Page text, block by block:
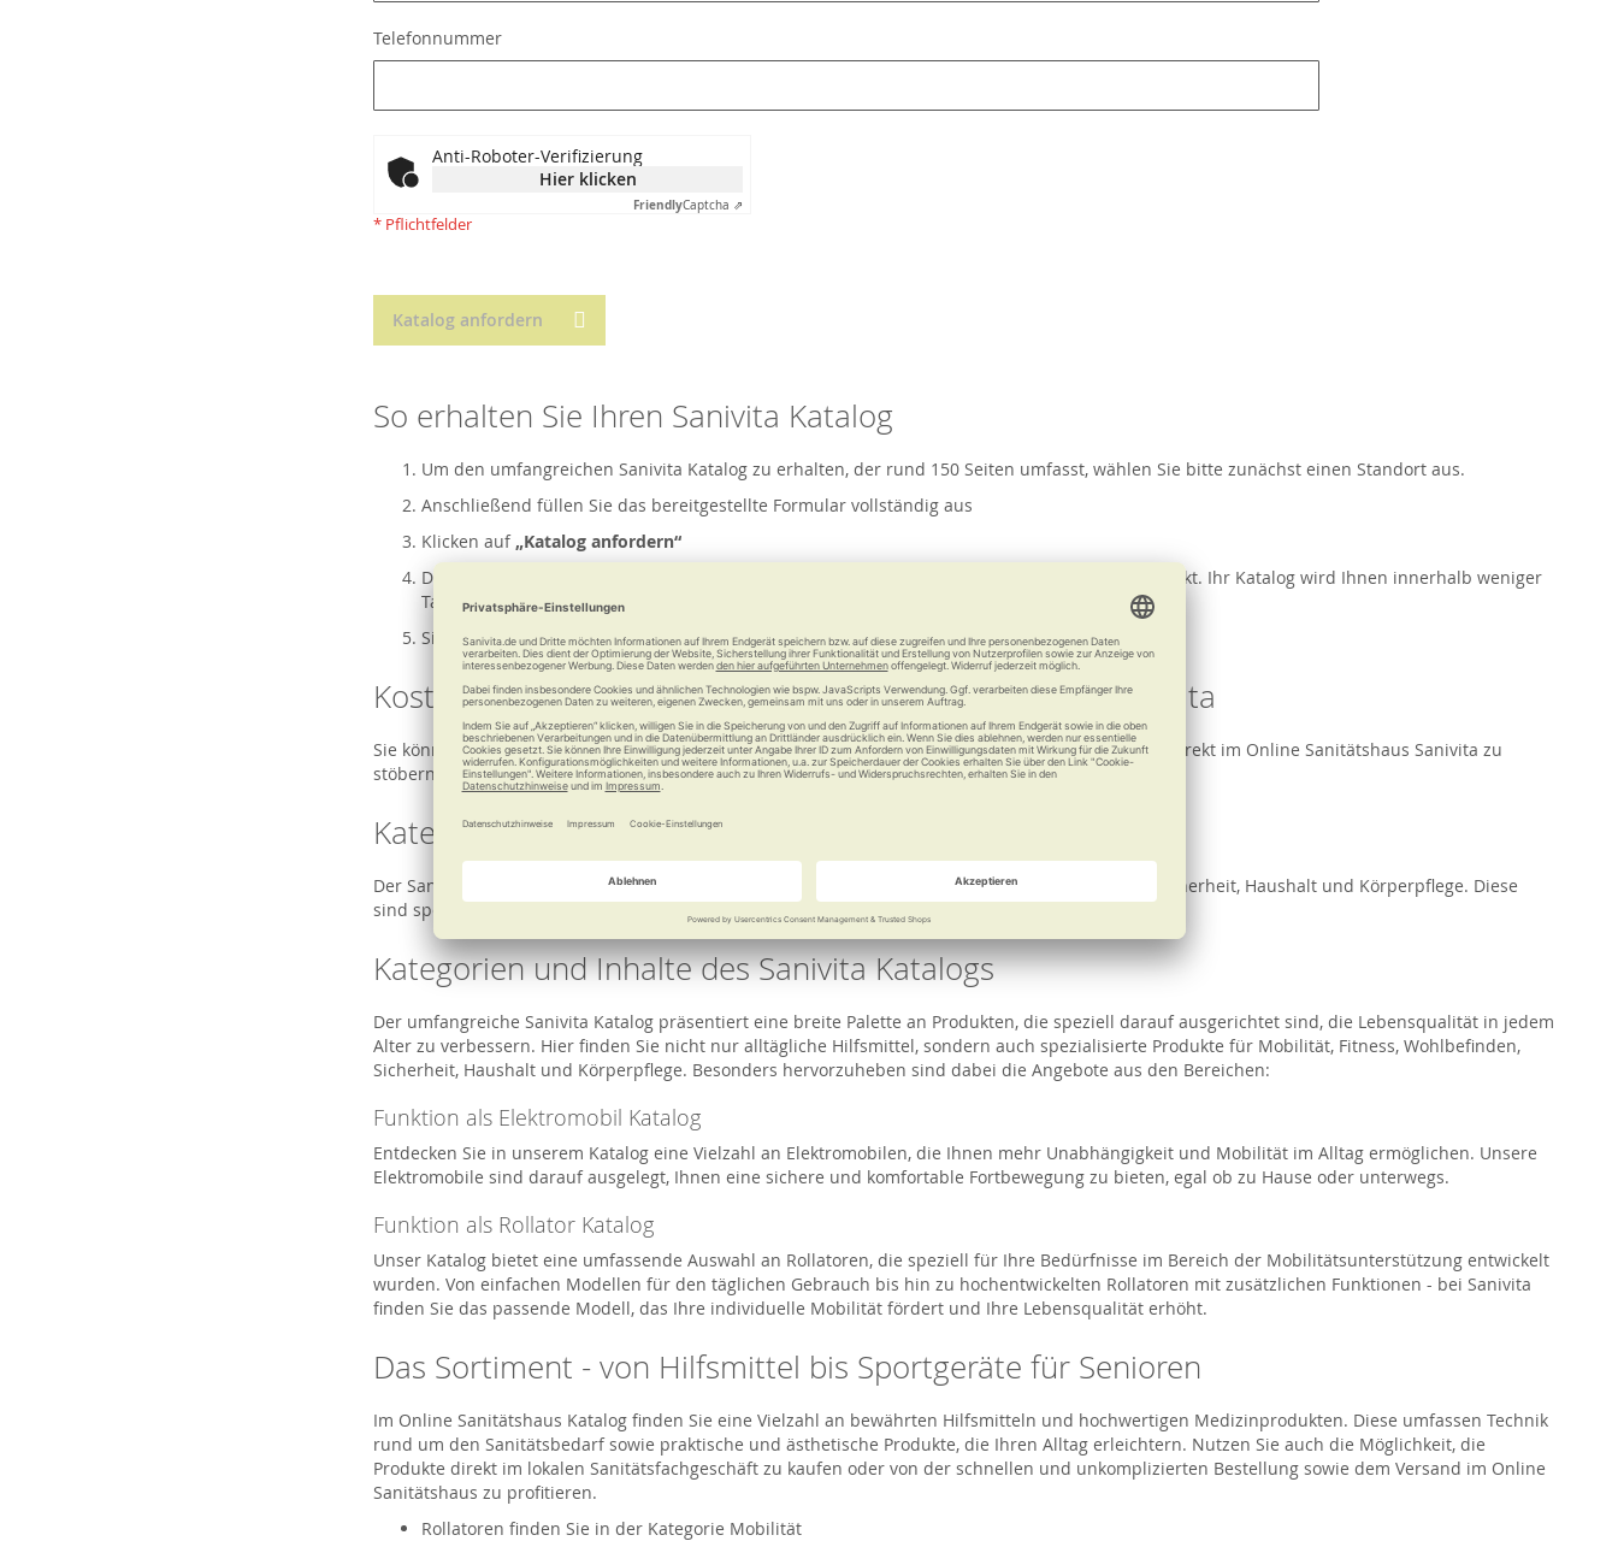
Telefonnummer
Anti-Roboter-Verifizierung
Hier klicken
FriendlyCaptcha ⇗
* Pflichtfelder
Katalog anfordern
So erhalten Sie Ihren Sanivita Katalog
Um den umfangreichen Sanivita Katalog zu erhalten, der rund 150 Seiten umfasst, wählen Sie bitte zunächst einen Standort aus.
Anschließend füllen Sie das bereitgestellte Formular vollständig aus
Klicken auf„Katalog anfordern“
Die Kataloge werden dann von einem Sanitätsfachgeschäft in Ihrer Nähe versandfertig verpackt. Ihr Katalog wird Ihnen innerhalb weniger
Tage kostenlos zugesendet.
Sie erhalten den Katalog an die angegebene Adresse.
Kostenfreiheit des Online Sanitätshaus Katalogs von Sanivita
Sie können den aktuellen Sanivita Katalog kostenlos anfordern. Alternativ besteht die Möglichkeit, direkt im Online Sanitätshaus Sanivita zu
stöbern und Produkte zu bestellen.
Kategorien und Inhalte des Sanivita Katalogs
Der Sanivita Katalog bietet eine breite Palette an Produkten für Mobilität, Fitness, Wohlbefinden, Sicherheit, Haushalt und Körperpflege. Diese
sind speziell darauf ausgerichtet, die Lebensqualität in jedem Alter zu verbessern.
Kategorien und Inhalte des Sanivita Katalogs
Der umfangreiche Sanivita Katalog präsentiert eine breite Palette an Produkten, die speziell darauf ausgerichtet sind, die Lebensqualität in jedem
Alter zu verbessern. Hier finden Sie nicht nur alltägliche Hilfsmittel, sondern auch spezialisierte Produkte für Mobilität, Fitness, Wohlbefinden,
Sicherheit, Haushalt und Körperpflege. Besonders hervorzuheben sind dabei die Angebote aus den Bereichen:
Funktion als Elektromobil Katalog
Entdecken Sie in unserem Katalog eine Vielzahl an Elektromobilen, die Ihnen mehr Unabhängigkeit und Mobilität im Alltag ermöglichen. Unsere
Elektromobile sind darauf ausgelegt, Ihnen eine sichere und komfortable Fortbewegung zu bieten, egal ob zu Hause oder unterwegs.
Funktion als Rollator Katalog
Unser Katalog bietet eine umfassende Auswahl an Rollatoren, die speziell für Ihre Bedürfnisse im Bereich der Mobilitätsunterstützung entwickelt
wurden. Von einfachen Modellen für den täglichen Gebrauch bis hin zu hochentwickelten Rollatoren mit zusätzlichen Funktionen - bei Sanivita
finden Sie das passende Modell, das Ihre individuelle Mobilität fördert und Ihre Lebensqualität erhöht.
Das Sortiment - von Hilfsmittel bis Sportgeräte für Senioren
Im Online Sanitätshaus Katalog finden Sie eine Vielzahl an bewährten Hilfsmitteln und hochwertigen Medizinprodukten. Diese umfassen Technik
rund um den Sanitätsbedarf sowie praktische und ästhetische Produkte, die Ihren Alltag erleichtern. Nutzen Sie auch die Möglichkeit, die
Produkte direkt im lokalen Sanitätsfachgeschäft zu kaufen oder von der schnellen und unkomplizierten Bestellung sowie dem Versand im Online
Sanitätshaus zu profitieren.
Rollatoren finden Sie in der Kategorie Mobilität